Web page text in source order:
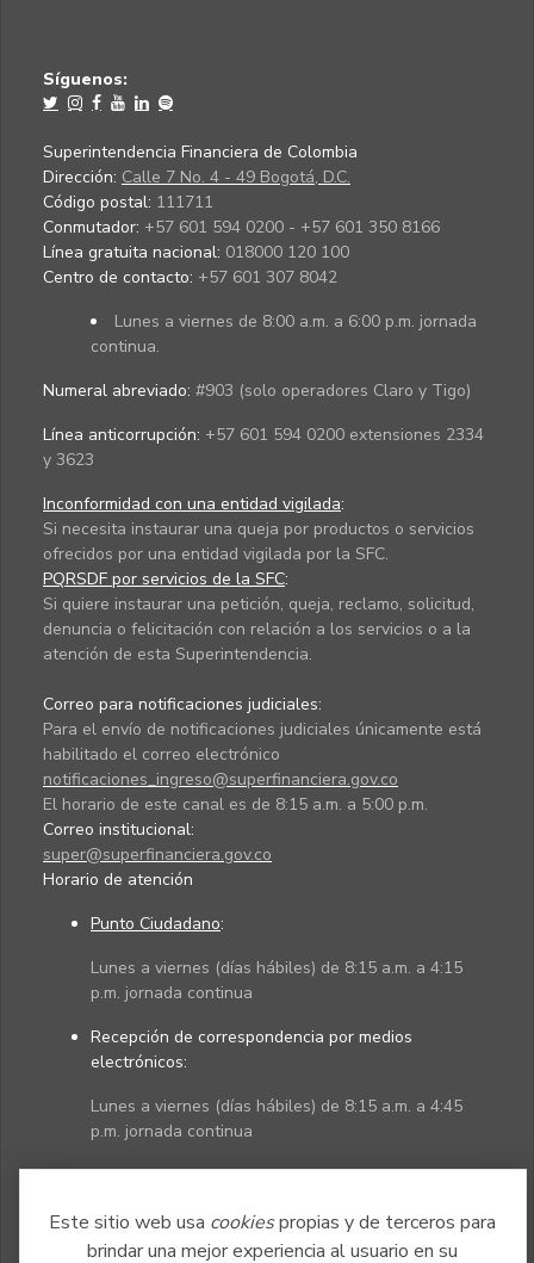
Este sitio web usa cookiespropias y de terceros para
brindar una mejor experiencia al usuario en su
Síguenos:
Superintendencia Financiera de Colombia
Dirección: Calle 7 No. 4 - 49 Bogotá, D.C.
Código postal: 111711
Conmutador: +57 601 594 0200 - +57 601 350 8166
Línea gratuita nacional: 018000 120 100
Centro de contacto: +57 601 307 8042
Lunes a viernes de 8:00 a.m. a 6:00 p.m. jornada
continua.
Numeral abreviado: #903 (solo operadores Claro y Tigo)
Línea anticorrupción: +57 601 594 0200 extensiones 2334
y 3623
Inconformidad con una entidad vigilada:
Si necesita instaurar una queja por productos o servicios
ofrecidos por una entidad vigilada por la SFC.
PQRSDF por servicios de la SFC:
Si quiere instaurar una petición, queja, reclamo, solicitud,
denuncia o felicitación con relación a los servicios o a la
atención de esta Superintendencia.
Correo para notificaciones judiciales:
Para el envío de notificaciones judiciales únicamente está
habilitado el correo electrónico
notificaciones_ingreso@superfinanciera.gov.co
El horario de este canal es de 8:15 a.m. a 5:00 p.m.
Correo institucional:
super@superfinanciera.gov.co
Horario de atención
Punto Ciudadano:
Lunes a viernes (días hábiles) de 8:15 a.m. a 4:15
p.m. jornada continua
Recepción de correspondencia por medios
electrónicos:
Lunes a viernes (días hábiles) de 8:15 a.m. a 4:45
p.m. jornada continua